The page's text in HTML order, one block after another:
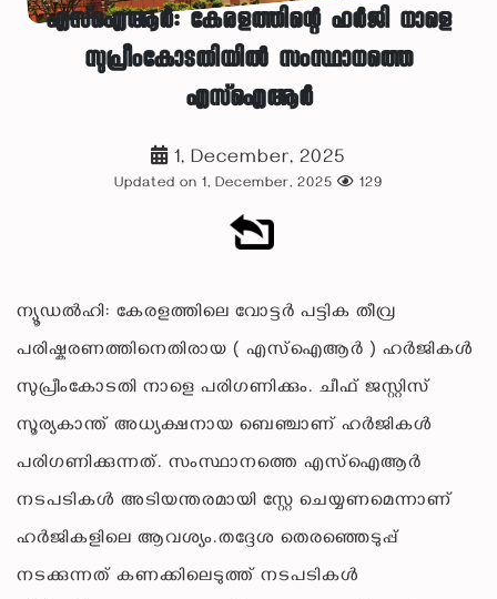
എസ്ഐആർ: കേരളത്തിന്റെ ഹർജി നാളെ
സുപ്രീംകോടതിയിൽ സംസ്ഥാനത്തെ
എസ്ഐആർ
1, December, 2025
Updated on 1, December, 2025 129
ന്യൂഡൽഹി: കേരളത്തിലെ വോട്ടർ പട്ടിക തീവ്ര
പരിഷ്കരണത്തിനെതിരായ ( എസ്‌ഐആര്‍ ) ഹർജികൾ
സുപ്രീംകോടതി നാളെ പരിഗണിക്കും. ചീഫ് ജസ്റ്റിസ്
സൂര്യകാന്ത് അധ്യക്ഷനായ ബെഞ്ചാണ് ഹർജികൾ
പരിഗണിക്കുന്നത്. സംസ്ഥാനത്തെ എസ്ഐആർ
നടപടികൾ അടിയന്തരമായി സ്റ്റേ ചെയ്യണമെന്നാണ്
ഹർജികളിലെ ആവശ്യം.തദ്ദേശ തെരഞ്ഞെടുപ്പ്
നടക്കുന്നത് കണക്കിലെടുത്ത് നടപടികൾ